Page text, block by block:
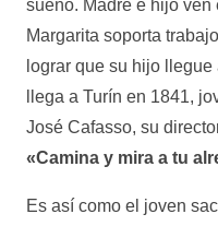
sueño. Madre e hijo ven
Margarita soporta
lograr que su hijo
llega a Turín en 1841,
José Cafasso, su
«Camina y mira a tu
Es así como el joven